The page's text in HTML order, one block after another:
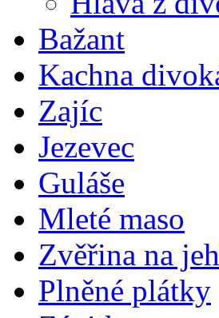
Bažant
Kachna
Zajíc
Jezevec
Guláše
Mleté maso
Zvěřina na
Plněné plátky